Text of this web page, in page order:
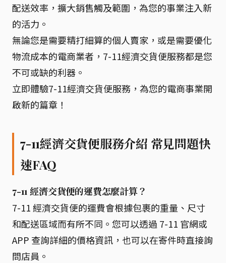
配送效率，擴大銷售觸及範圍，為您的事業注入新
的活力。
無論您是需要精打細算的個人賣家，或是需要優化
物流成本的電商業者，7-11經濟交貨便服務都是您
不可或缺的利器。
立即體驗7-11經濟交貨便服務，為您的電商事業開
啟新的篇章！
7-11經濟交貨便服務介紹 常見問題快
速FAQ
7-11 經濟交貨便的運費怎麼計算？
7-11 經濟交貨便的運費會根據包裹的重量、尺寸
和配送區域而有所不同。您可以透過 7-11 官網或
APP 查詢詳細的價格資訊，也可以在寄件時直接詢
問店員。